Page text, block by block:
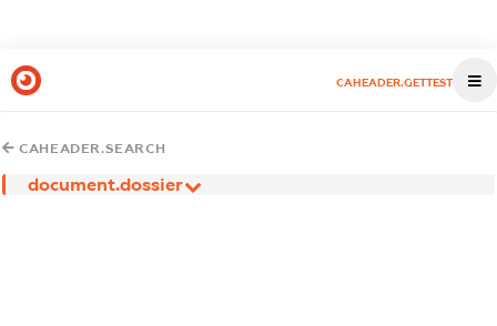
CAHEADER.GETTEST
CAHEADER.SEARCH
document.dossier